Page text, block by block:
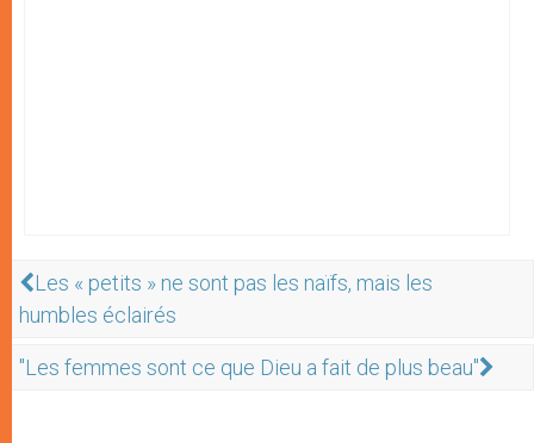
Les « petits » ne sont pas les naïfs, mais les
humbles éclairés
"Les femmes sont ce que Dieu a fait de plus beau"